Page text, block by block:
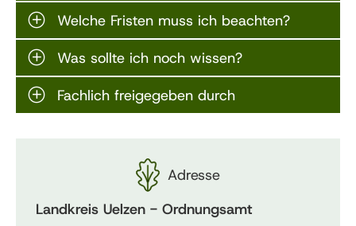
Welche Fristen muss ich beachten?
Was sollte ich noch wissen?
Fachlich freigegeben durch
Adresse
Landkreis Uelzen - Ordnungsamt